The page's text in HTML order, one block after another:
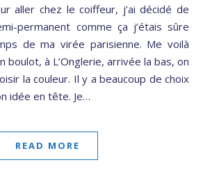
aller chez le coiffeur, j’ai décidé de
permanent comme ça j’étais sûre
de ma virée parisienne. Me voilà
boulot, à L’Onglerie, arrivée la bas, on
la couleur. Il y a beaucoup de choix
idée en tête. Je…
READ MORE